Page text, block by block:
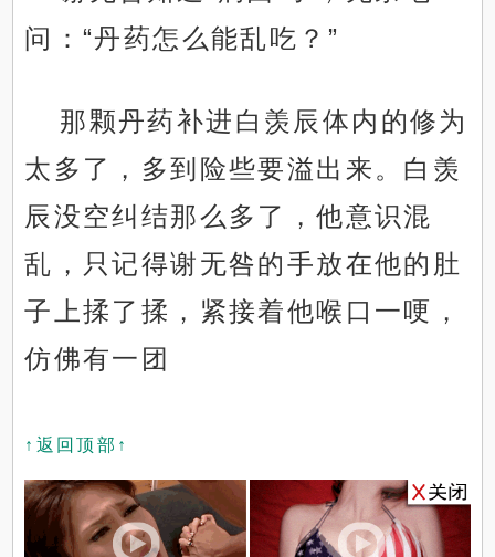
问：“丹药怎么能乱吃？”
那颗丹药补进白羡辰体内的修为
太多了，多到险些要溢出来。白羡
辰没空纠结那么多了，他意识混
乱，只记得谢无咎的手放在他的肚
子上揉了揉，紧接着他喉口一哽，
仿佛有一团
↑返回顶部↑